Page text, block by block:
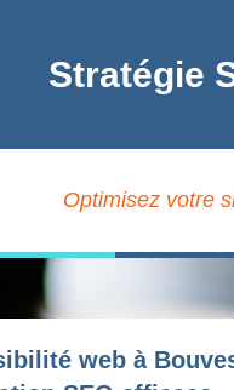
Stratégie
Optimisez votre
web à